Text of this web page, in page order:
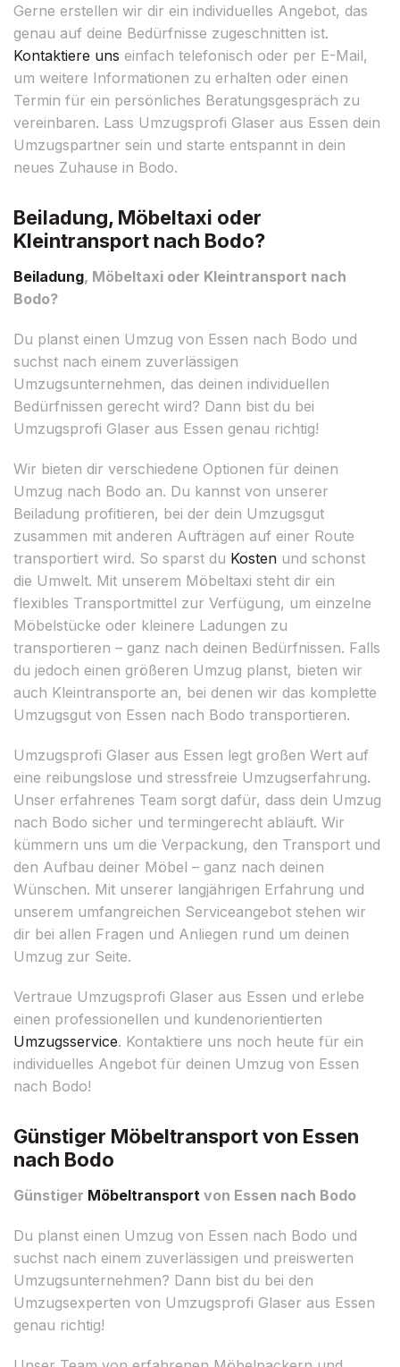
Gerne erstellen wir dir ein individuelles Angebot, das
genau auf deine Bedürfnisse zugeschnitten ist.
Kontaktiere uns einfach telefonisch oder per E-Mail,
um weitere Informationen zu erhalten oder einen
Termin für ein persönliches Beratungsgespräch zu
vereinbaren. Lass Umzugsprofi Glaser aus Essen dein
Umzugspartner sein und starte entspannt in dein
neues Zuhause in Bodo.
Beiladung, Möbeltaxi oder
Kleintransport nach Bodo?
Beiladung, Möbeltaxi oder Kleintransport nach
Bodo?
Du planst einen Umzug von Essen nach Bodo und
suchst nach einem zuverlässigen
Umzugsunternehmen, das deinen individuellen
Bedürfnissen gerecht wird? Dann bist du bei
Umzugsprofi Glaser aus Essen genau richtig!
Wir bieten dir verschiedene Optionen für deinen
Umzug nach Bodo an. Du kannst von unserer
Beiladung profitieren, bei der dein Umzugsgut
zusammen mit anderen Aufträgen auf einer Route
transportiert wird. So sparst du Kosten und schonst
die Umwelt. Mit unserem Möbeltaxi steht dir ein
flexibles Transportmittel zur Verfügung, um einzelne
Möbelstücke oder kleinere Ladungen zu
transportieren – ganz nach deinen Bedürfnissen. Falls
du jedoch einen größeren Umzug planst, bieten wir
auch Kleintransporte an, bei denen wir das komplette
Umzugsgut von Essen nach Bodo transportieren.
Umzugsprofi Glaser aus Essen legt großen Wert auf
eine reibungslose und stressfreie Umzugserfahrung.
Unser erfahrenes Team sorgt dafür, dass dein Umzug
nach Bodo sicher und termingerecht abläuft. Wir
kümmern uns um die Verpackung, den Transport und
den Aufbau deiner Möbel – ganz nach deinen
Wünschen. Mit unserer langjährigen Erfahrung und
unserem umfangreichen Serviceangebot stehen wir
dir bei allen Fragen und Anliegen rund um deinen
Umzug zur Seite.
Vertraue Umzugsprofi Glaser aus Essen und erlebe
einen professionellen und kundenorientierten
Umzugsservice. Kontaktiere uns noch heute für ein
individuelles Angebot für deinen Umzug von Essen
nach Bodo!
Günstiger Möbeltransport von Essen
nach Bodo
Günstiger Möbeltransport von Essen nach Bodo
Du planst einen Umzug von Essen nach Bodo und
suchst nach einem zuverlässigen und preiswerten
Umzugsunternehmen? Dann bist du bei den
Umzugsexperten von Umzugsprofi Glaser aus Essen
genau richtig!